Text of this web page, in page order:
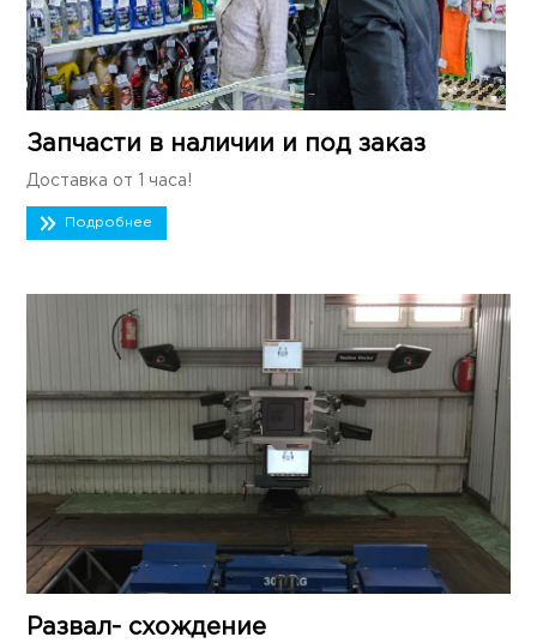
Запчасти в наличии и под заказ
Доставка от 1 часа!
Подробнее
Развал- схождение